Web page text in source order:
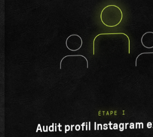
ÉTAPE I
Audit profil Instagram